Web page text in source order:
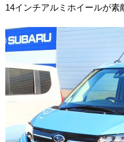
14インチアルミホイールが素